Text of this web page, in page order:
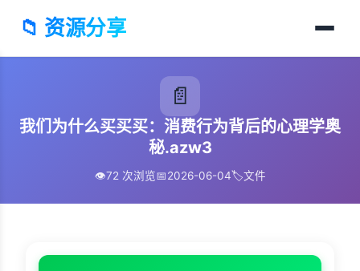
📁 资源分享
📄
我们为什么买买买：消费行为背后的心理学奥
秘.azw3
👁️72 次浏览📅2026-06-04🏷️文件